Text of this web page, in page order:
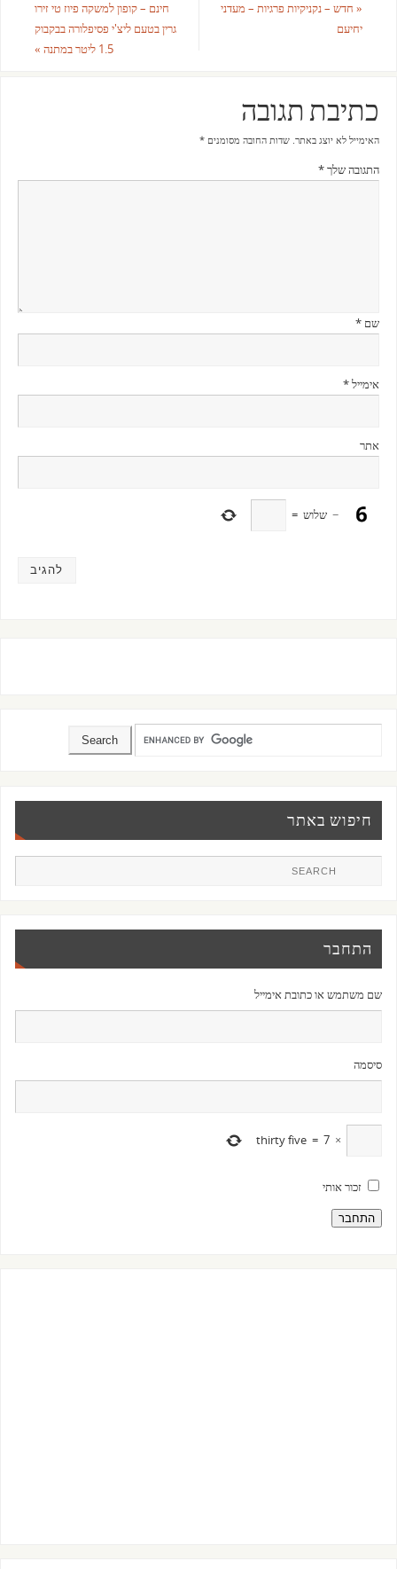
«חדש – נקניקיות פרגיות – מעדני
יחיעם
חינם – קופון למשקה פיוז טי זירו
גרין בטעם ליצ'י פסיפלורה בבקבוק
1.5 ליטר במתנה
»
כתיבת תגובה
האימייל לא יוצג באתר. שדות החובה מסומנים *
התגובה שלך*
שם *
אימייל*
אתר
− שלוש =
חיפוש באתר
התחבר
שם משתמש או כתובת אימייל
סיסמה
×
7
=
thirty five
זכור אותי
התחבר